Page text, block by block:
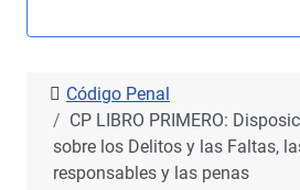
Código Penal
CP LIBRO PRIMERO:
sobre los Delitos y las Faltas,
responsables y las penas